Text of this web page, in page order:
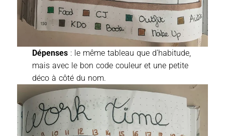
Dépenses : le même tableau que d’habitude,
mais avec le bon code couleur et une petite
déco à côté du nom.